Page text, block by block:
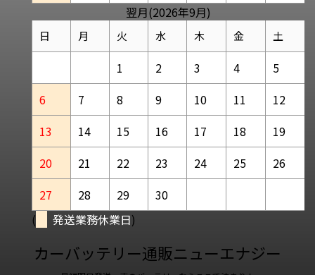
翌月(2026年9月)
日 月 火 水 木 金 土
1 2 3 4
5
6
7 8 9 10 11
12
13
14 15 16 17 18
19
20
21 22 23 24 25
26
27
28 29
30
(
発送業務休業日)
カーバッテリー通販ニューエナジー